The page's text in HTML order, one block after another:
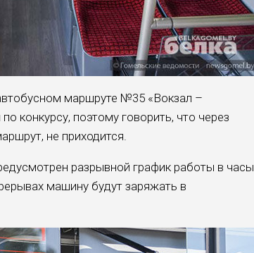
маршруте №35 «Вокзал –
конкурсу, поэтому говорить, что через
не приходится.
разрывной график работы в часы
машину будут заряжать в